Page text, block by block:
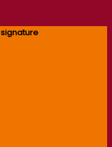
signature